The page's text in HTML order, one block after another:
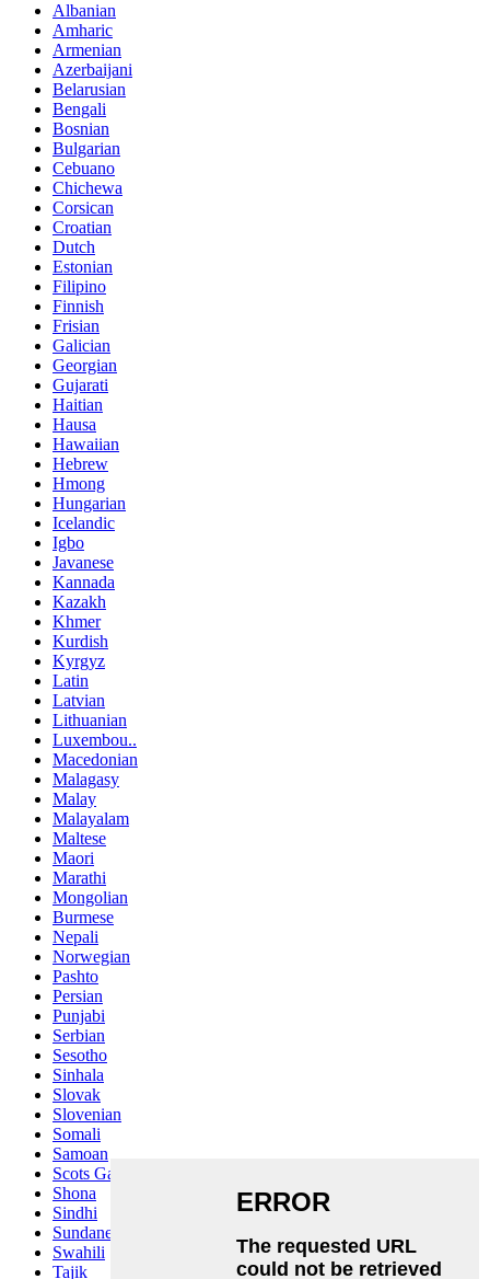
Albanian
Amharic
Armenian
Azerbaijani
Belarusian
Bengali
Bosnian
Bulgarian
Cebuano
Chichewa
Corsican
Croatian
Dutch
Estonian
Filipino
Finnish
Frisian
Galician
Georgian
Gujarati
Haitian
Hausa
Hawaiian
Hebrew
Hmong
Hungarian
Icelandic
Igbo
Javanese
Kannada
Kazakh
Khmer
Kurdish
Kyrgyz
Latin
Latvian
Lithuanian
Luxembou..
Macedonian
Malagasy
Malay
Malayalam
Maltese
Maori
Marathi
Mongolian
Burmese
Nepali
Norwegian
Pashto
Persian
Punjabi
Serbian
Sesotho
Sinhala
Slovak
Slovenian
Somali
Samoan
Scots Gaelic
Shona
Sindhi
Sundanese
Swahili
Tajik